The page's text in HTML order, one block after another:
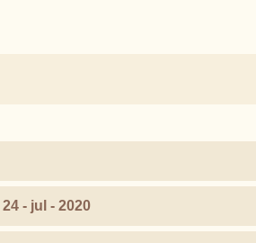
24 - jul - 2020